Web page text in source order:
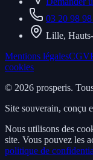
03 20 98 98
Lille,
Mentions légalesCGV
cookies
© 2026 prosperis.
Site souverain, conçu
Nous utilisons des
site. Vous pouvez les
politique de